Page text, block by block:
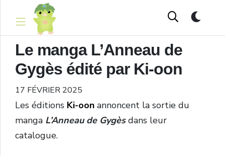
Le manga L’Anneau de
Gygès édité par Ki-oon
17 FÉVRIER 2025
Les éditions Ki-oon annoncent la sortie du
manga L’Anneau de Gygèsdans leur
catalogue.